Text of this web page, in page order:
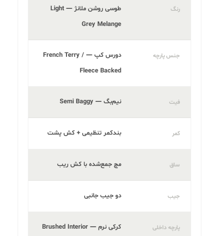
رنگ
طوسی روشن ملانژ — Light
Grey Melange
جنس پارچه
دورس کپ — French Terry /
Fleece Backed
فیت نیم‌بگ — Semi Baggy
کمر بندکمر تنظیمی + کش پشت
ساق مچ جمع‌شده با کش ریب
جیب دو جیب جانبی
پارچه داخلی کرکی نرم — Brushed Interior